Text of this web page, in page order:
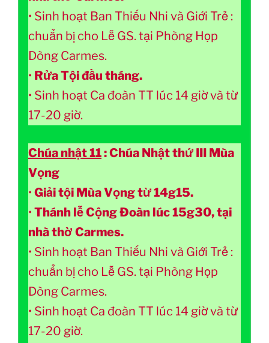
• Sinh hoạt Ban Thiếu Nhi và Giới Trẻ :
chuẩn bị cho Lễ GS. tại Phòng Họp
Dòng Carmes.
• Rửa Tội đầu tháng.
• Sinh hoạt Ca đoàn TT lúc 14 giờ và từ
17-20 giờ.
Chúa nhật 11: Chúa Nhật thứ III Mùa
Vọng
• Giải tội Mùa Vọng từ 14g15.
• Thánh lễ Cộng Đoàn lúc 15g30, tại
nhà thờ Carmes.
• Sinh hoạt Ban Thiếu Nhi và Giới Trẻ :
chuẩn bị cho Lễ GS. tại Phòng Họp
Dòng Carmes.
• Sinh hoạt Ca đoàn TT lúc 14 giờ và từ
17-20 giờ.